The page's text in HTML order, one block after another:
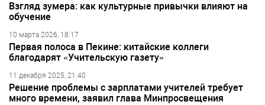
Взгляд зумера: как культурные привычки влияют на
обучение
10 марта 2026, 18:17
Первая полоса в Пекине: китайские коллеги
благодарят «Учительскую газету»
11 декабря 2025, 21:40
Решение проблемы с зарплатами учителей требует
много времени, заявил глава Минпросвещения